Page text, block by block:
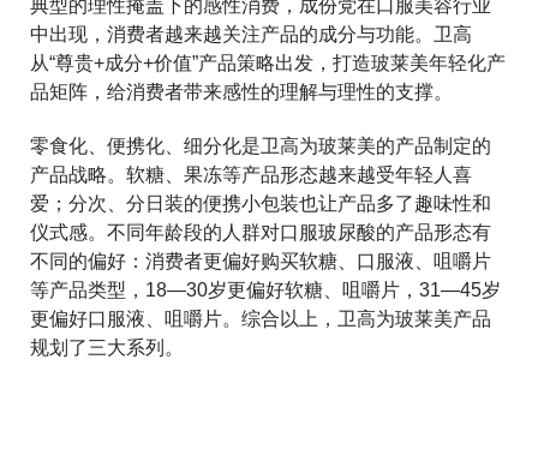
典型的理性掩盖下的感性消费，成份党在口服美容行业
中出现，消费者越来越关注产品的成分与功能。卫高
从“尊贵+成分+价值”产品策略出发，打造玻莱美年轻化产
品矩阵，给消费者带来感性的理解与理性的支撑。
零食化、便携化、细分化是卫高为玻莱美的产品制定的
产品战略。软糖、果冻等产品形态越来越受年轻人喜
爱；分次、分日装的便携小包装也让产品多了趣味性和
仪式感。不同年龄段的人群对口服玻尿酸的产品形态有
不同的偏好：消费者更偏好购买软糖、口服液、咀嚼片
等产品类型，18—30岁更偏好软糖、咀嚼片，31—45岁
更偏好口服液、咀嚼片。综合以上，卫高为玻莱美产品
规划了三大系列。